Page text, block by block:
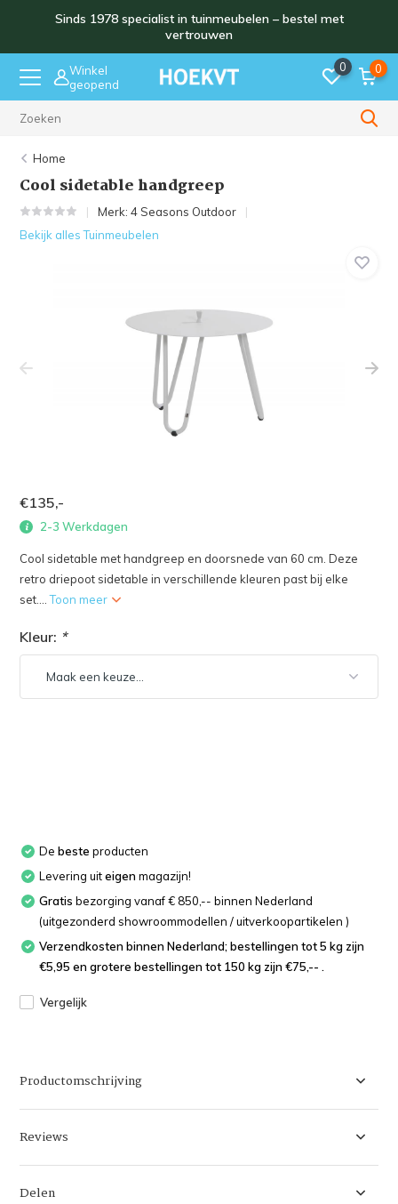
Sinds 1978 specialist in tuinmeubelen – bestel met
vertrouwen
Winkel
geopend
0 0
Home
Cool sidetable handgreep
Merk:4 Seasons Outdoor
Bekijk alles Tuinmeubelen
€135,-
2-3 Werkdagen
Cool sidetable met handgreep en doorsnede van 60 cm. Deze
retro driepoot sidetable in verschillende kleuren past bij elke
set....Toon meer
Kleur: *
Debeste producten
Levering uiteigen magazijn!
Gratis bezorging vanaf € 850,-- binnen Nederland
(uitgezonderd showroommodellen / uitverkoopartikelen )
Verzendkosten binnen Nederland; bestellingen tot 5 kg zijn
€5,95 en grotere bestellingen tot 150 kg zijn €75,-- .
Vergelijk
Productomschrijving
Reviews
Delen